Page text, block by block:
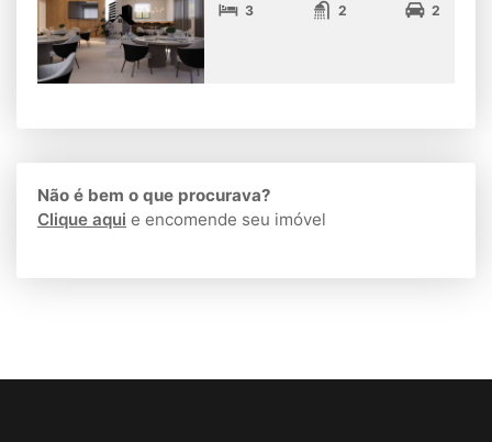
3 2 2
Não é bem o que procurava?
Clique aqui e encomende seu imóvel